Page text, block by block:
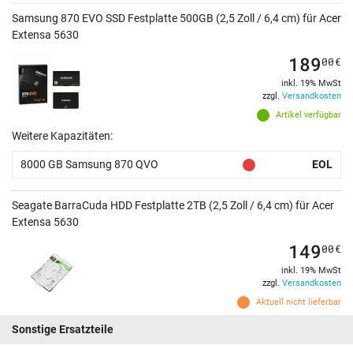
Samsung 870 EVO SSD Festplatte 500GB (2,5 Zoll / 6,4 cm) für Acer
Extensa 5630
Artikel verfügbar
18900€
inkl. 19% MwSt
zzgl. Versandkosten
Weitere Kapazitäten:
8000 GB Samsung 870 QVO EOL
Seagate BarraCuda HDD Festplatte 2TB (2,5 Zoll / 6,4 cm) für Acer
Extensa 5630
Aktuell nicht lieferbar
14900€
inkl. 19% MwSt
zzgl. Versandkosten
Sonstige Ersatzteile